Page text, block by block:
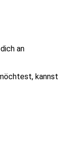
an
kannst